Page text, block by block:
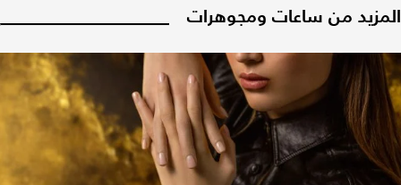
المزيد من ساعات ومجوهرات